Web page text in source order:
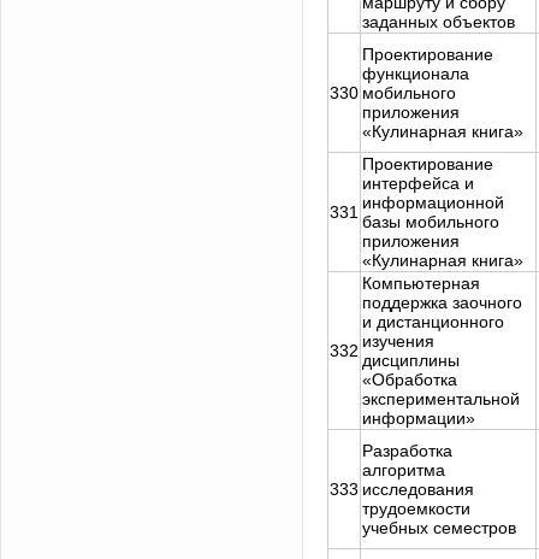
заданных объектов
330
Проектирование
функционала
мобильного
приложения
«Кулинарная книга»
331
Проектирование
интерфейса и
информационной
базы мобильного
приложения
«Кулинарная книга»
332
Компьютерная
поддержка заочного
и дистанционного
изучения
дисциплины
«Обработка
экспериментальной
информации»
333
Разработка
алгоритма
исследования
трудоемкости
учебных семестров